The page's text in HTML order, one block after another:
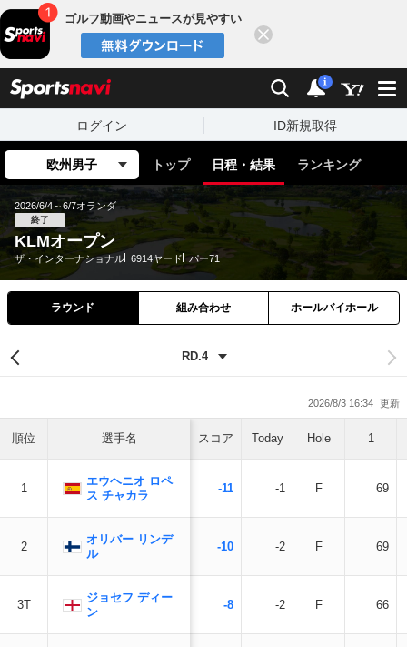
ゴルフ動画やニュースが見やすい
検索 通知
i
ログイン ID新規取得
欧州男子 トップ 日程・結果 ランキング
2026/6/4～6/7オランダ
終了
KLMオープン
ザ・インターナショナル 6914ヤード パー71
ラウンド 組み合わせ ホールバイホール
2026/8/3 16:34
順位 選手名
1
エウヘニオ ロペ
ス チャカラ
2
オリバー リンデ
ル
3T
ジョセフ ディー
ン
スコア Today Hole 1
-11 -1 F 69
-10 -2 F 69
-8 -2 F 66